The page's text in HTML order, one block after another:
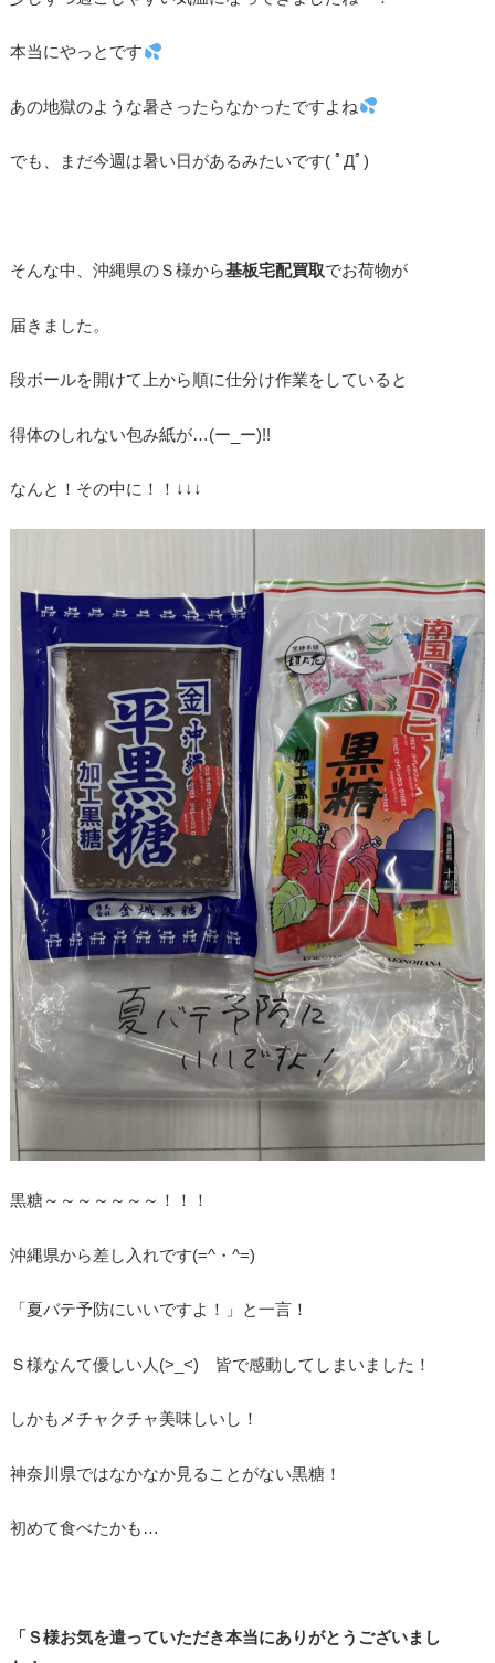
本当にやっとです
あの地獄のような暑さったらなかったですよね
でも、まだ今週は暑い日があるみたいです( ﾟДﾟ)
そんな中、沖縄県のＳ様から基板宅配買取でお荷物が
届きました。
段ボールを開けて上から順に仕分け作業をしていると
得体のしれない包み紙が…(ー_ー)!!
なんと！その中に！！↓↓↓
黒糖～～～～～～～！！！
沖縄県から差し入れです(=^・^=)
「夏バテ予防にいいですよ！」と一言！
Ｓ様なんて優しい人(>_<) 皆で感動してしまいました！
しかもメチャクチャ美味しいし！
神奈川県ではなかなか見ることがない黒糖！
初めて食べたかも…
「Ｓ様お気を遣っていただき本当にありがとうございまし